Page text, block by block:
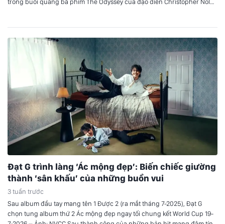
Đạt G trình làng ‘Ác mộng đẹp’: Biến chiếc giường
thành ‘sân khấu’ của những buồn vui
3 tuần trước
Sau album đầu tay mang tên 1 Được 2 (ra mắt tháng 7-2025), Đạt G
chọn tung album thứ 2 Ác mộng đẹp ngay tối chung kết World Cup 19-